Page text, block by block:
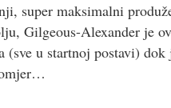
super maksimalni
Gilgeous-Alexander je
(sve u startnoj postavi)